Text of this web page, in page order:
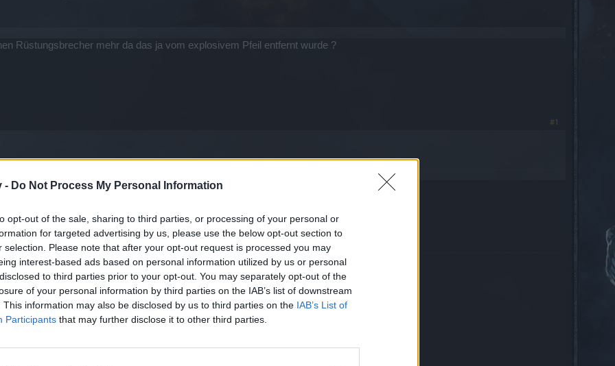
- Do Not Process My Personal Information
opt-out of the sale, sharing to third parties, or processing of your personal or
for targeted advertising by us, please use the below opt-out section to
selection. Please note that after your opt-out request is processed you may
interest-based ads based on personal information utilized by us or personal
to third parties prior to your opt-out. You may separately opt-out of the
of your personal information by third parties on the IAB’s list of downstream
This information may also be disclosed by us to third parties on the IAB’s List of
Participants that may further disclose it to other third parties.
Rüstungsbrecher mehr da das ja vom explosivem Pfeil entfernt wurde ?
#1